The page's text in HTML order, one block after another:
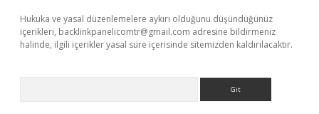
Hukuka ve yasal düzenlemelere aykırı olduğunu düşündüğünüz
içerikleri, backlinkpanelicomtr@gmail.com adresine bildirmeniz
halinde, ilgili içerikler yasal süre içerisinde sitemizden kaldırılacaktır.